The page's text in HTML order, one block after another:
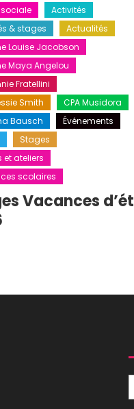
Activités
& stages
Actualités
Louise Jacobson
Maya Angelou
Fratellini
Smith
CPA Musidora
Bausch
Événements
Stages
et ateliers
scolaires
Vacances